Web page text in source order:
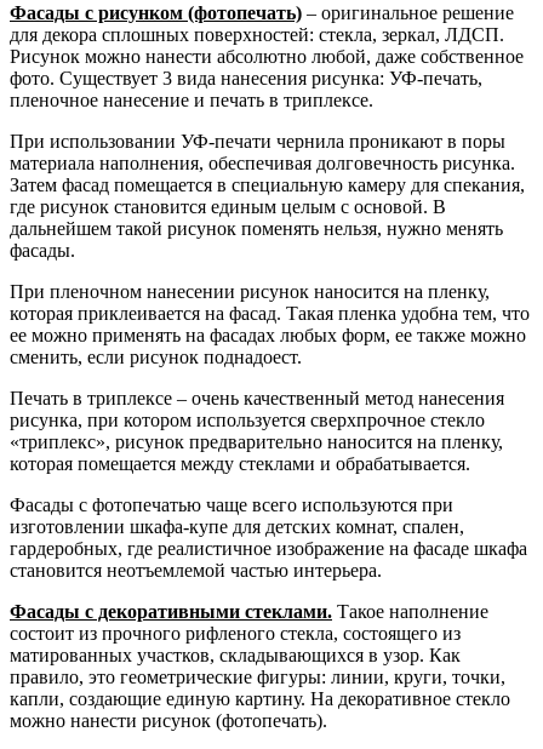
Фасады с рисунком (фотопечать) – оригинальное решение
для декора сплошных поверхностей: стекла, зеркал, ЛДСП.
Рисунок можно нанести абсолютно любой, даже собственное
фото. Существует 3 вида нанесения рисунка: УФ-печать,
пленочное нанесение и печать в триплексе.
При использовании УФ-печати чернила проникают в поры
материала наполнения, обеспечивая долговечность рисунка.
Затем фасад помещается в специальную камеру для спекания,
где рисунок становится единым целым с основой. В
дальнейшем такой рисунок поменять нельзя, нужно менять
фасады.
При пленочном нанесении рисунок наносится на пленку,
которая приклеивается на фасад. Такая пленка удобна тем, что
ее можно применять на фасадах любых форм, ее также можно
сменить, если рисунок поднадоест.
Печать в триплексе – очень качественный метод нанесения
рисунка, при котором используется сверхпрочное стекло
«триплекс», рисунок предварительно наносится на пленку,
которая помещается между стеклами и обрабатывается.
Фасады с фотопечатью чаще всего используются при
изготовлении шкафа-купе для детских комнат, спален,
гардеробных, где реалистичное изображение на фасаде шкафа
становится неотъемлемой частью интерьера.
Фасады с декоративными стеклами. Такое наполнение
состоит из прочного рифленого стекла, состоящего из
матированных участков, складывающихся в узор. Как
правило, это геометрические фигуры: линии, круги, точки,
капли, создающие единую картину. На декоративное стекло
можно нанести рисунок (фотопечать).